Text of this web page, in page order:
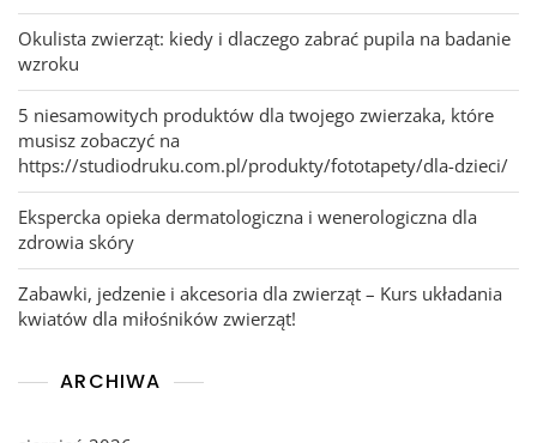
Okulista zwierząt: kiedy i dlaczego zabrać pupila na badanie
wzroku
5 niesamowitych produktów dla twojego zwierzaka, które
musisz zobaczyć na
https://studiodruku.com.pl/produkty/fototapety/dla-dzieci/
Ekspercka opieka dermatologiczna i wenerologiczna dla
zdrowia skóry
Zabawki, jedzenie i akcesoria dla zwierząt – Kurs układania
kwiatów dla miłośników zwierząt!
ARCHIWA